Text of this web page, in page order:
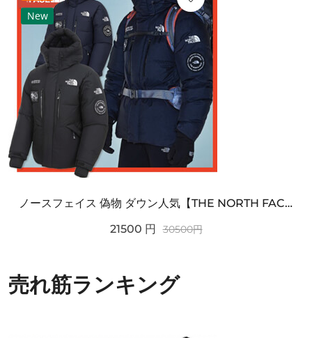
New
ノースフェイス 偽物 ダウン人気【THE NORTH FACE】M'S 7 SUMMIT HIM...
21500 円 30500円
売れ筋ランキング